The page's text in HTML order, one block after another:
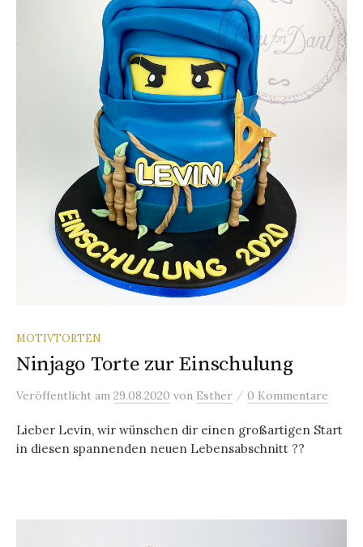
MOTIVTORTEN
Ninjago Torte zur Einschulung
Veröffentlicht am 29.08.2020 von Esther / 0 Kommentare
Lieber Levin, wir wünschen dir einen großartigen Start
in diesen spannenden neuen Lebensabschnitt ??